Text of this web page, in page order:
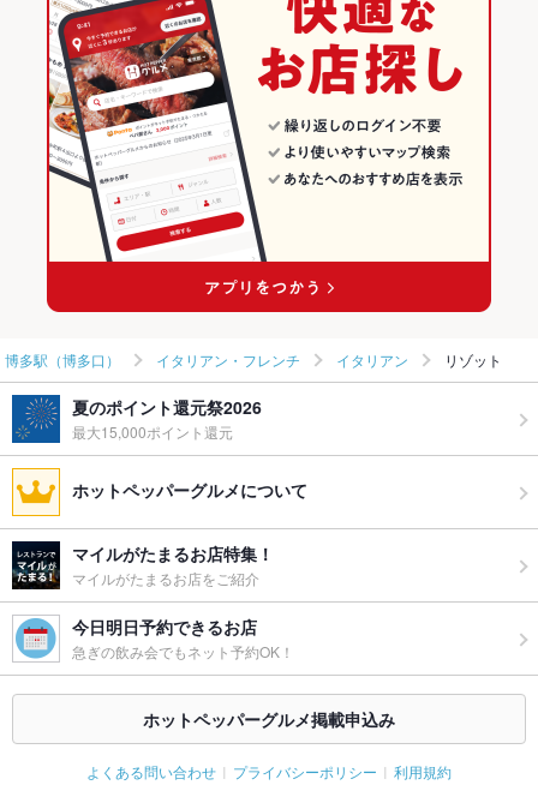
博多駅（博多口） イタリアン・フレンチ イタリアン リゾット
夏のポイント還元祭2026
最大15,000ポイント還元
ホットペッパーグルメについて
マイルがたまるお店特集！
マイルがたまるお店をご紹介
今日明日予約できるお店
急ぎの飲み会でもネット予約OK！
ホットペッパーグルメ掲載申込み
よくある問い合わせ プライバシーポリシー 利用規約